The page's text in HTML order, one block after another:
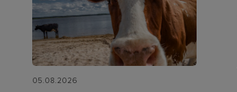
05.08.2026